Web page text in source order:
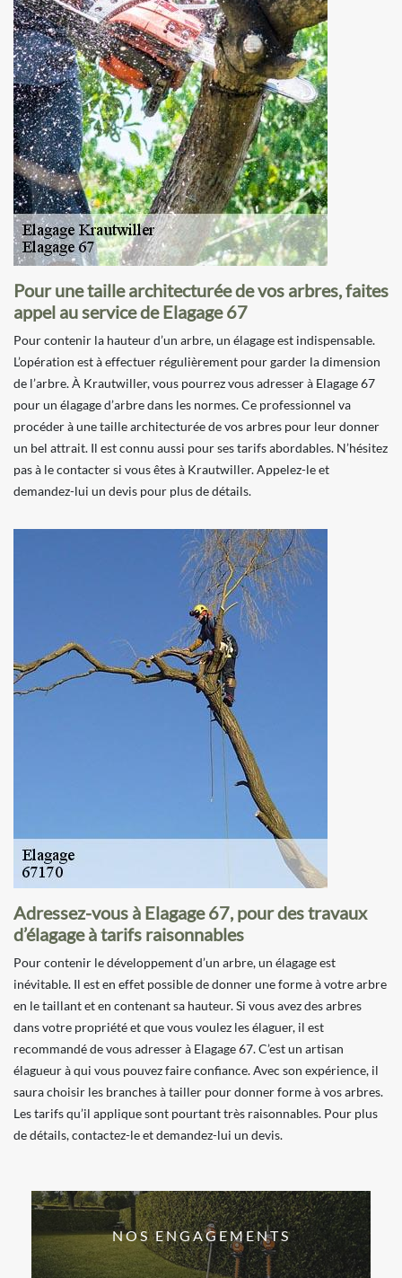
Pour une taille architecturée de vos arbres, faites
appel au service de Elagage 67
Pour contenir la hauteur d’un arbre, un élagage est indispensable.
L’opération est à effectuer régulièrement pour garder la dimension
de l’arbre. À Krautwiller, vous pourrez vous adresser à Elagage 67
pour un élagage d’arbre dans les normes. Ce professionnel va
procéder à une taille architecturée de vos arbres pour leur donner
un bel attrait. Il est connu aussi pour ses tarifs abordables. N’hésitez
pas à le contacter si vous êtes à Krautwiller. Appelez-le et
demandez-lui un devis pour plus de détails.
Adressez-vous à Elagage 67, pour des travaux
d’élagage à tarifs raisonnables
Pour contenir le développement d’un arbre, un élagage est
inévitable. Il est en effet possible de donner une forme à votre arbre
en le taillant et en contenant sa hauteur. Si vous avez des arbres
dans votre propriété et que vous voulez les élaguer, il est
recommandé de vous adresser à Elagage 67. C’est un artisan
élagueur à qui vous pouvez faire confiance. Avec son expérience, il
saura choisir les branches à tailler pour donner forme à vos arbres.
Les tarifs qu’il applique sont pourtant très raisonnables. Pour plus
de détails, contactez-le et demandez-lui un devis.
NOS ENGAGEMENTS